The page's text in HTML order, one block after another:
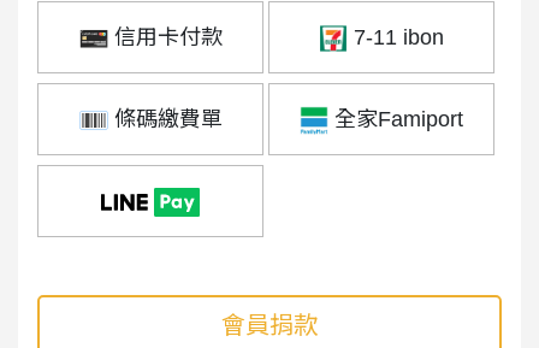
信用卡付款 7-11 ibon
條碼繳費單 全家Famiport
會員捐款